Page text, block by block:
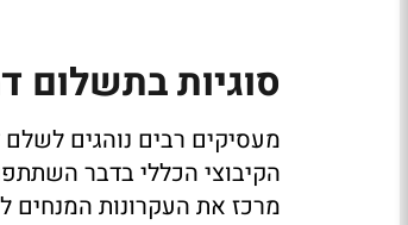
סוגיות בתשלום
מעסיקים רבים נוהגים
הקיבוצי הכללי בדבר
מרכז את העקרונות המנחים